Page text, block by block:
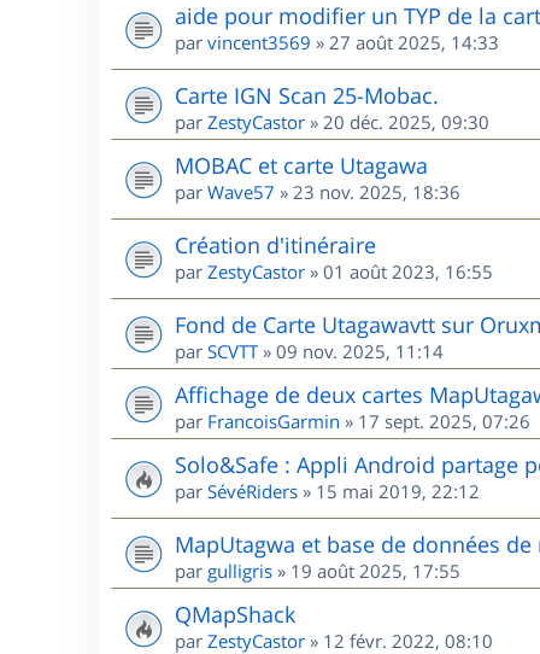
aide pour modifier un TYP de la
par vincent3569 » 27 août 2025, 14:33
Carte IGN Scan 25-Mobac.
par ZestyCastor » 20 déc. 2025, 09:30
MOBAC et carte Utagawa
par Wave57 » 23 nov. 2025, 18:36
Création d'itinéraire
par ZestyCastor » 01 août 2023, 16:55
Fond de Carte Utagawavtt sur
par SCVTT» 09 nov. 2025, 11:14
Affichage de deux cartes
par FrancoisGarmin » 17 sept. 2025, 07:26
Solo&Safe : Appli Android partage
par SévéRiders » 15 mai 2019, 22:12
MapUtagwa et base de données de
par gulligris » 19 août 2025, 17:55
QMapShack
par ZestyCastor » 12 févr. 2022, 08:10